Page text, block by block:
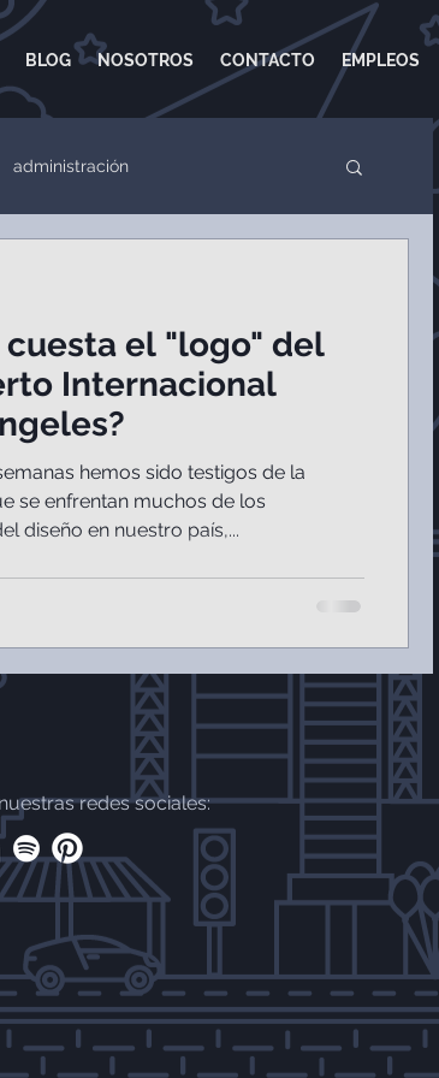
BLOG NOSOTROS CONTACTO EMPLEOS
administración
cuesta el "logo" del
Internacional
hemos sido testigos de la
se enfrentan muchos de los
diseño en nuestro país,...
redes sociales: